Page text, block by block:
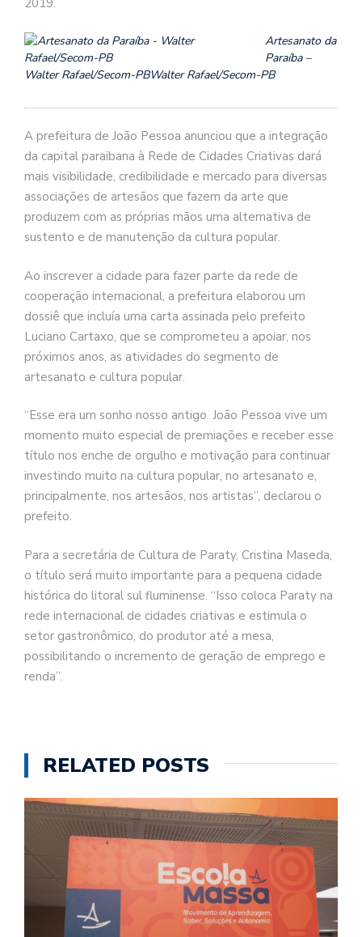
2019.
Artesanato da
Paraíba –
Walter Rafael/Secom-PBWalter Rafael/Secom-PB
A prefeitura de João Pessoa anunciou que a integração
da capital paraibana à Rede de Cidades Criativas dará
mais visibilidade, credibilidade e mercado para diversas
associações de artesãos que fazem da arte que
produzem com as próprias mãos uma alternativa de
sustento e de manutenção da cultura popular.
Ao inscrever a cidade para fazer parte da rede de
cooperação internacional, a prefeitura elaborou um
dossiê que incluía uma carta assinada pelo prefeito
Luciano Cartaxo, que se comprometeu a apoiar, nos
próximos anos, as atividades do segmento de
artesanato e cultura popular.
“Esse era um sonho nosso antigo. João Pessoa vive um
momento muito especial de premiações e receber esse
título nos enche de orgulho e motivação para continuar
investindo muito na cultura popular, no artesanato e,
principalmente, nos artesãos, nos artistas”, declarou o
prefeito.
Para a secretária de Cultura de Paraty, Cristina Maseda,
o título será muito importante para a pequena cidade
histórica do litoral sul fluminense. “Isso coloca Paraty na
rede internacional de cidades criativas e estimula o
setor gastronômico, do produtor até a mesa,
possibilitando o incremento de geração de emprego e
renda”.
RELATED POSTS